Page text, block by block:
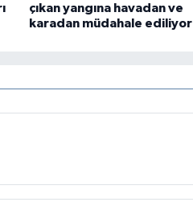
çıkan yangına havadan ve
karadan müdahale ediliyor